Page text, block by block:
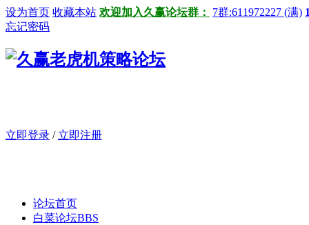
设为首页 收藏本站 欢迎加入久赢论坛群： 7群:611972227 (满)
忘记密码
立即登录 / 立即注册
论坛首页
白菜论坛BBS